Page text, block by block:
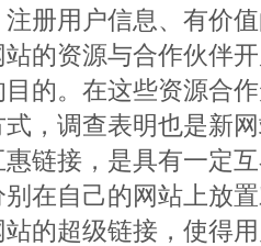
册用户信息、有价
的资源与合作伙伴
的。在这些资源合
，调查表明也是新
链接，是具有一定
在自己的网站上放
的超级链接，使得